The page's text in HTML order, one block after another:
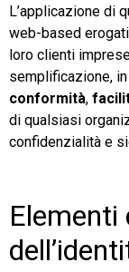
L’applicazione di
web-based
loro clienti
semplificazione,
conformità,
di qualsiasi
confidenzialità e
Elementi